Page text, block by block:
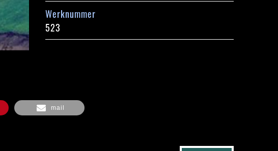
Werknummer
523
mail